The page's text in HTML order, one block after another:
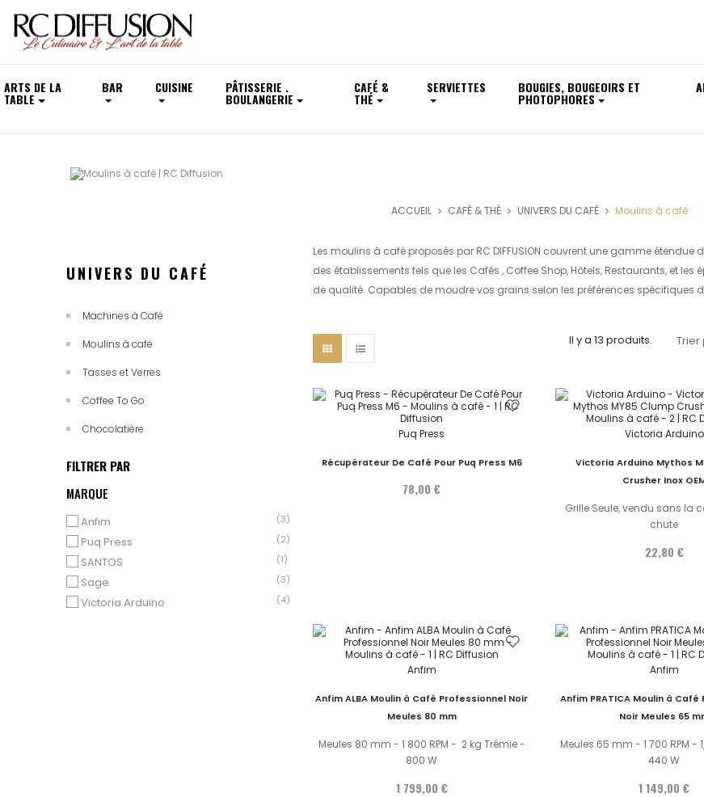
ARTS DE LA
TABLE
BAR CUISINE PÂTISSERIE .
BOULANGERIE
CAFÉ &
THÉ
SERVIETTES BOUGIES, BOUGEOIRS ET
PHOTOPHORES
ACCUEIL CAFÉ & THÉ UNIVERS DU CAFÉ Moulins à café
UNIVERS DU CAFÉ
Machines à Café
Moulins à café
Tasses et Verres
Coffee To Go
Chocolatière
FILTRER PAR
MARQUE
Anfim (3)
Puq Press (2)
SANTOS (1)
Sage (3)
Victoria Arduino (4)
Les moulins à café proposés par RC DIFFUSION couvrent une gamme
des établissements tels que les Cafés , Coffee Shop, Hôtels, Restaurants, et
de qualité. Capables de moudre vos grains selon les préférences spécifiques
Il y a 13 produits. Trier
Puq Press
Récupérateur De Café Pour Puq Press M6
78,00 €
Victoria Arduino
Victoria Arduino Mythos
Crusher Inox
Grille Seule, vendu sans la
chute
22,80 €
Anfim
Anfim ALBA Moulin à Café Professionnel Noir
Meules 80 mm
Meules 80 mm - 1 800 RPM - 2 kg Trémie -
800 W
1 799,00 €
Anfim
Anfim PRATICA Moulin à
Noir Meules 65
Meules 65 mm - 1 700 RPM -
440 W
1 149,00 €